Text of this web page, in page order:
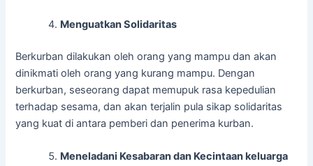
Menguatkan Solidaritas
Berkurban dilakukan oleh orang yang mampu dan akan
dinikmati oleh orang yang kurang mampu. Dengan
berkurban, seseorang dapat memupuk rasa kepedulian
terhadap sesama, dan akan terjalin pula sikap solidaritas
yang kuat di antara pemberi dan penerima kurban.
Meneladani Kesabaran dan Kecintaan keluarga